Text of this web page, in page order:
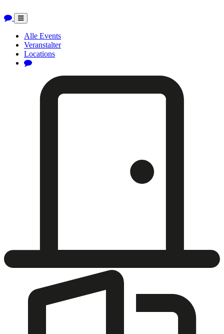
Toggle
navigation
Alle Events
Veranstalter
Locations